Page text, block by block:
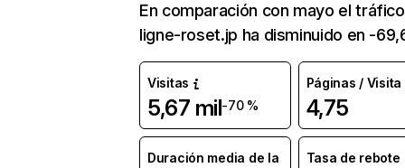
En comparación con mayo el
ligne-roset.jp ha disminuido en -
Visitas
5,67 mil-70 %
Páginas / Visita
4,75
Duración media de la
Tasa de rebote